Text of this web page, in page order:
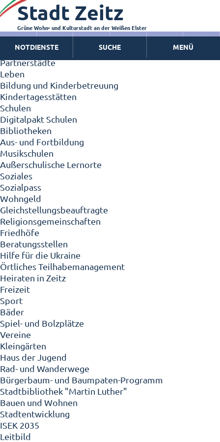
Zeitz - Die Kleinstadt
Willkommen in Zeitz!
Interview mit Oberbürgermeister Christian Thieme
Zeitz - Stadt der Zukunft
Ortschaften
Partnerstädte
Leben
Bildung und Kinderbetreuung
Kindertagesstätten
Schulen
Digitalpakt Schulen
Bibliotheken
Aus- und Fortbildung
Musikschulen
Außerschulische Lernorte
Soziales
Sozialpass
Wohngeld
Gleichstellungsbeauftragte
Religionsgemeinschaften
Friedhöfe
Beratungsstellen
Hilfe für die Ukraine
Örtliches Teilhabemanagement
Heiraten in Zeitz
Freizeit
Sport
Bäder
Spiel- und Bolzplätze
Vereine
Kleingärten
Haus der Jugend
Rad- und Wanderwege
Bürgerbaum- und Baumpaten-Programm
Stadtbibliothek "Martin Luther"
Bauen und Wohnen
Stadtentwicklung
ISEK 2035
Leitbild
Stadt Zeitz
Grüne Wohn- und Kulturstadt an der Weißen Elster
NOTDIENSTE SUCHE MENÜ